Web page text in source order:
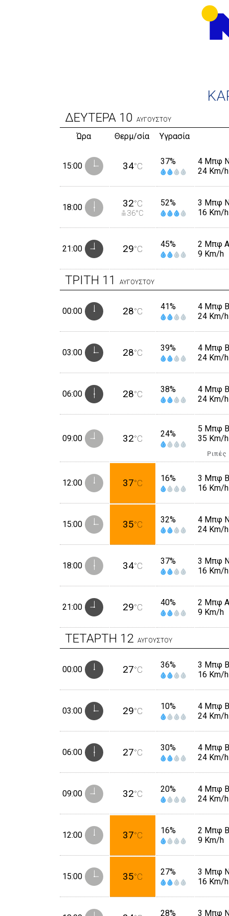
ΔΕΥΤΕΡΑ 10 ΑΥΓΟΥΣΤΟΥ
Ώρα Θερμ/σία Υγρασία
15:00 34°C 37%
4 Μπφ
24 Km/h
18:00 32°C
36°C
52%
3 Μπφ
16 Km/h
21:00 29°C 45%
2 Μπφ Α
9 Km/h
ΤΡΙΤΗ 11 ΑΥΓΟΥΣΤΟΥ
00:00 28°C 41%
4 Μπφ
24 Km/h
03:00 28°C 39%
4 Μπφ
24 Km/h
06:00 28°C 38%
4 Μπφ
24 Km/h
09:00 32°C 24%
5 Μπφ
35 Km/h
12:00 37°C 16%
3 Μπφ
16 Km/h
15:00 35°C 32%
4 Μπφ
24 Km/h
18:00 34°C 37%
3 Μπφ
16 Km/h
21:00 29°C 40%
2 Μπφ Α
9 Km/h
ΤΕΤΑΡΤΗ 12 ΑΥΓΟΥΣΤΟΥ
00:00 27°C 36%
3 Μπφ B
16 Km/h
03:00 29°C 10%
4 Μπφ
24 Km/h
06:00 27°C 30%
4 Μπφ
24 Km/h
09:00 32°C 20%
4 Μπφ
24 Km/h
12:00 37°C 16%
2 Μπφ
9 Km/h
15:00 35°C 27%
3 Μπφ
16 Km/h
28% 3 Μπφ